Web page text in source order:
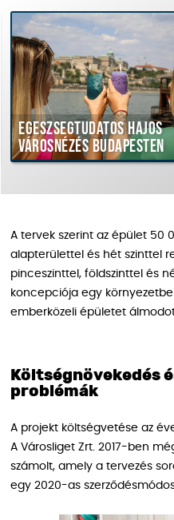
hajós
Budapesten
A tervek szerint az épület 50
alapterülettel és hét szinttel
pinceszinttel, földszinttel és
koncepciója egy
emberközeli épületet
Költségnövekedés
problémák
A projekt költségvetése az
A Városliget Zrt. 2017-ben
számolt, amely a tervezés
egy 2020-as